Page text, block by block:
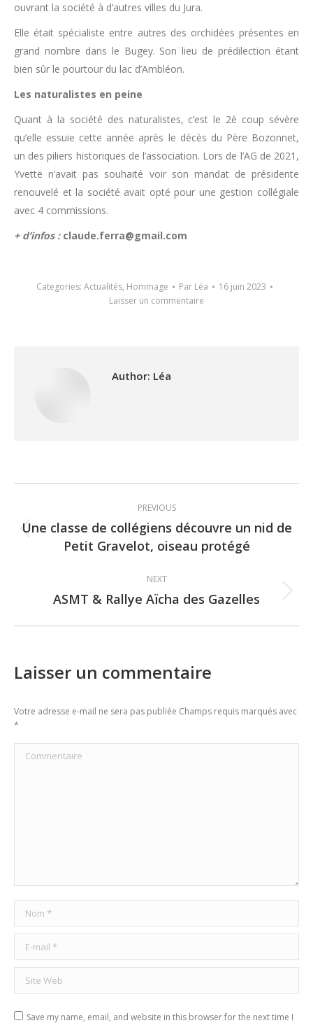
ouvrant la société à d’autres villes du Jura.
Elle était spécialiste entre autres des orchidées présentes en
grand nombre dans le Bugey. Son lieu de prédilection étant
bien sûr le pourtour du lac d’Ambléon.
Les naturalistes en peine
Quant à la société des naturalistes, c’est le 2è coup sévère
qu’elle essuie cette année après le décès du Père Bozonnet,
un des piliers historiques de l’association. Lors de l’AG de 2021,
Yvette n’avait pas souhaité voir son mandat de présidente
renouvelé et la société avait opté pour une gestion collégiale
avec 4 commissions.
+ d’infos :claude.ferra@gmail.com
Categories: Actualités, Hommage Par Léa
16 juin 2023
Laisser un commentaire
Author: Léa
navigation
PREVIOUS
Previous
post:
Une classe de collégiens découvre un nid de
Petit Gravelot, oiseau protégé
NEXT
Next
ASMT & Rallye Aïcha des Gazelles
Laisser un commentaire
Votre adresse e-mail ne sera pas publiée Champs requis marqués avec
*
Commentaire
Nom *
E-mail *
Site Web
Save my name, email, and website in this browser for the next time I